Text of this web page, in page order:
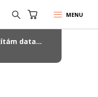
MENU
data...